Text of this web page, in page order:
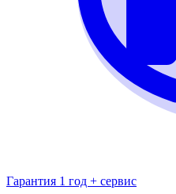
Гарантия 1 год + сервис